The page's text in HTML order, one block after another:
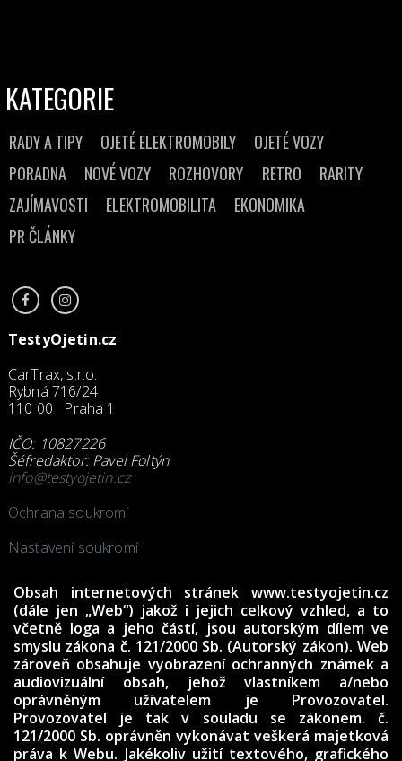
KATEGORIE
RADY A TIPY OJETÉ ELEKTROMOBILY
OJETÉ VOZY
PORADNA
NOVÉ VOZY ROZHOVORY RETRO
RARITY
ZAJÍMAVOSTI
ELEKTROMOBILITA
EKONOMIKA
PR ČLÁNKY
TestyOjetin.cz
CarTrax, s.r.o.
Rybná 716/24
110 00 Praha 1
IČO: 10827226
Šéfredaktor: Pavel Foltýn
info@testyojetin.cz
Ochrana soukromí
Nastavení soukromí
Obsah internetových stránek www.testyojetin.cz
(dále jen „Web“) jakož i jejich celkový vzhled, a to
včetně loga a jeho částí, jsou autorským dílem ve
smyslu zákona č. 121/2000 Sb. (Autorský zákon). Web
zároveň obsahuje vyobrazení ochranných známek a
audiovizuální obsah, jehož vlastníkem a/nebo
oprávněným uživatelem je Provozovatel.
Provozovatel je tak v souladu se zákonem. č.
121/2000 Sb. oprávněn vykonávat veškerá majetková
práva k Webu. Jakékoliv užití textového, grafického